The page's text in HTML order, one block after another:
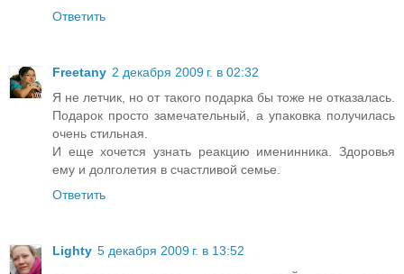
Ответить
Freetany 2 декабря 2009 г. в 02:32
Я не летчик, но от такого подарка бы тоже не отказалась.
Подарок просто замечательный, а упаковка получилась
очень стильная.
И еще хочется узнать реакцию именинника. Здоровья
ему и долголетия в счастливой семье.
Ответить
Lighty 5 декабря 2009 г. в 13:52